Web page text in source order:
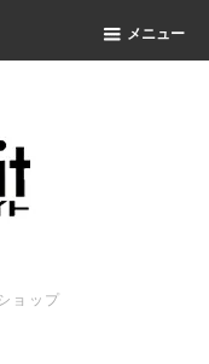
メニュー
ョップ